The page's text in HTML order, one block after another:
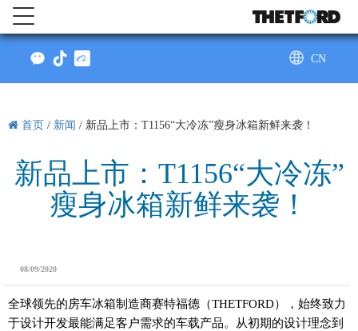
CN
首页 / 新闻 / 新品上市：T1156“大冷冻”瘦身冰箱新鲜来袭！
新品上市：T1156“大冷冻”
瘦身冰箱新鲜来袭！
08/09/2020
全球领先的房车冰箱制造商赛特福德（THETFORD），始终致力
于设计开发最能满足客户需求的车载产品。从初期的设计理念到